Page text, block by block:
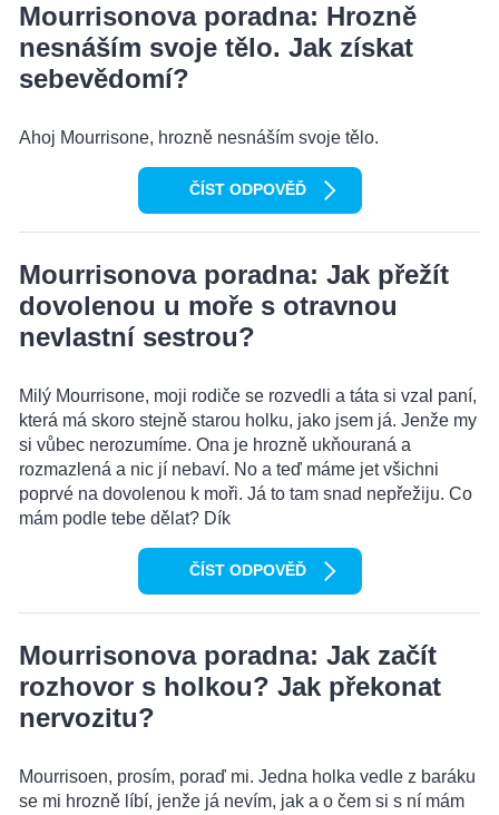
Mourrisonova poradna: Hrozně
nesnáším svoje tělo. Jak získat
sebevědomí?
Ahoj Mourrisone, hrozně nesnáším svoje tělo.
ČÍST ODPOVĚĎ
Mourrisonova poradna: Jak přežít
dovolenou u moře s otravnou
nevlastní sestrou?
Milý Mourrisone, moji rodiče se rozvedli a táta si vzal paní,
která má skoro stejně starou holku, jako jsem já. Jenže my
si vůbec nerozumíme. Ona je hrozně ukňouraná a
rozmazlená a nic jí nebaví. No a teď máme jet všichni
poprvé na dovolenou k moři. Já to tam snad nepřežiju. Co
mám podle tebe dělat? Dík
ČÍST ODPOVĚĎ
Mourrisonova poradna: Jak začít
rozhovor s holkou? Jak překonat
nervozitu?
Mourrisoen, prosím, poraď mi. Jedna holka vedle z baráku
se mi hrozně líbí, jenže já nevím, jak a o čem si s ní mám